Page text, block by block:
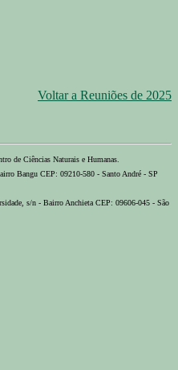
Voltar a Reuniões de 2025
de Ciências Naturais e Humanas.
Bangu CEP: 09210-580 - Santo André - SP
s/n - Bairro Anchieta CEP: 09606-045 - São